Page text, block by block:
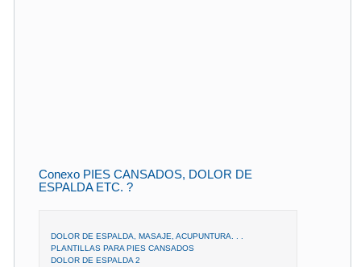
Conexo PIES CANSADOS, DOLOR DE
ESPALDA ETC. ?
DOLOR DE ESPALDA, MASAJE, ACUPUNTURA. . .
PLANTILLAS PARA PIES CANSADOS
DOLOR DE ESPALDA 2